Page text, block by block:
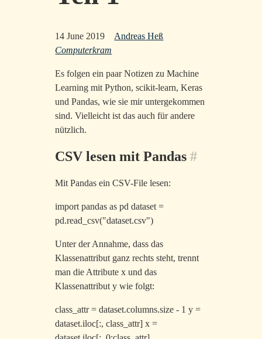
14 June 2019
Andreas Heß
Computerkram
Es folgen ein paar Notizen zu Machine
Learning mit Python, scikit-learn, Keras
und Pandas, wie sie mir untergekommen
sind. Vielleicht ist das auch für andere
nützlich.
CSV lesen mit Pandas #
Mit Pandas ein CSV-File lesen:
import pandas as pd dataset =
pd.read_csv("dataset.csv")
Unter der Annahme, dass das
Klassenattribut ganz rechts steht, trennt
man die Attribute x und das
Klassenattribut y wie folgt:
class_attr = dataset.columns.size - 1 y =
dataset.iloc[:, class_attr] x =